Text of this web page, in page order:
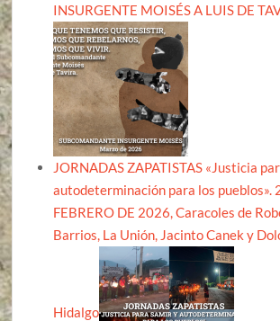
INSURGENTE MOISÉS A LUIS DE
JORNADAS ZAPATISTAS «Justicia
autodeterminación para los pueblos».
FEBRERO DE 2026, Caracoles de
Barrios, La Unión, Jacinto Canek y
Hidalgo